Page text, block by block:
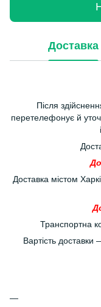
Доставка
Після
перетелефонує й
Доставка містом
Транспортна
Вартість